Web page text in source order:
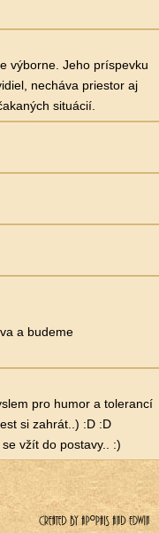
výborne. Jeho príspevku
necháva priestor aj
situácií.
a budeme
pro humor a tolerancí
si zahrát..) :D :D
vžít do postavy.. :)